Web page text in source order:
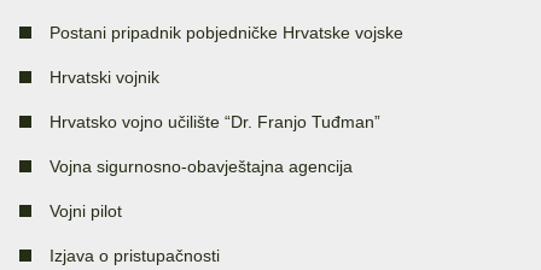
Postani pripadnik pobjedničke Hrvatske vojske
Hrvatski vojnik
Hrvatsko vojno učilište “Dr. Franjo Tuđman”
Vojna sigurnosno-obavještajna agencija
Vojni pilot
Izjava o pristupačnosti